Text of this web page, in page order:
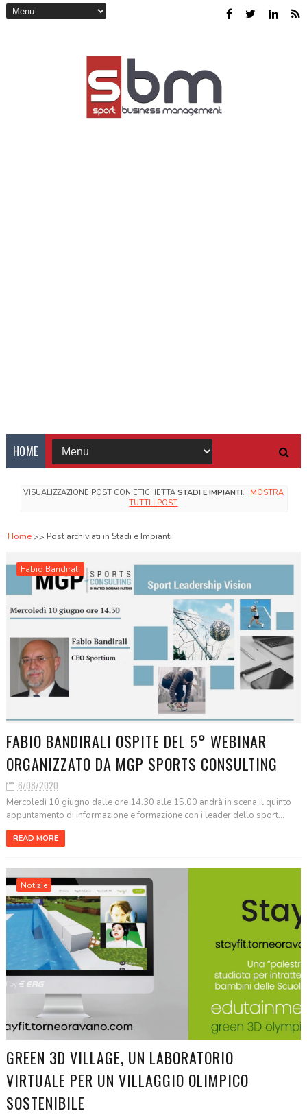
HOME
VISUALIZZAZIONE POST CON ETICHETTASTADI E IMPIANTI.
MOSTRA
TUTTI I POST
Home Post archiviati in Stadi e Impianti
Fabio Bandirali
FABIO BANDIRALI OSPITE DEL 5° WEBINAR
ORGANIZZATO DA MGP SPORTS CONSULTING
6/08/2020
Mercoledì 10 giugno dalle ore 14.30 alle 15.00 andrà in scena il quinto
appuntamento di informazione e formazione con i leader dello sport...
READ MORE
Notizie
GREEN 3D VILLAGE, UN LABORATORIO
VIRTUALE PER UN VILLAGGIO OLIMPICO
SOSTENIBILE